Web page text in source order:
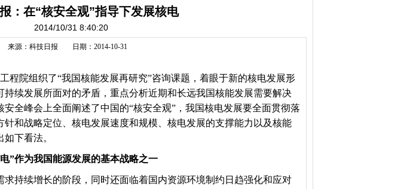
：在“核安全观”指导下发展核电
2014/10/31 8:40:20
来源：科技日报 日期：2014-10-31
程院组织了“我国核能发展再研究”咨询课题，着眼于新的核电发展形
续发展所面对的矛盾，重点分析近期和长远我国核能发展需要解决
全峰会上全面阐述了中国的“核安全观”，我国核电发展要全面贯彻落
和战略定位、核电发展速度和规模、核电发展的支撑能力以及核能
下看法。
”作为我国能源发展的基本战略之一
续增长的阶段，同时还面临着国内资源环境制约日趋强化和应对